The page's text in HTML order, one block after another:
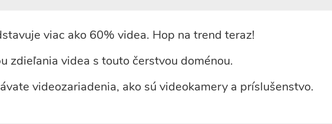
viac ako 60% videa. Hop na trend teraz!
zdieľania videa s touto čerstvou doménou.
videozariadenia, ako sú videokamery a príslušenstvo.